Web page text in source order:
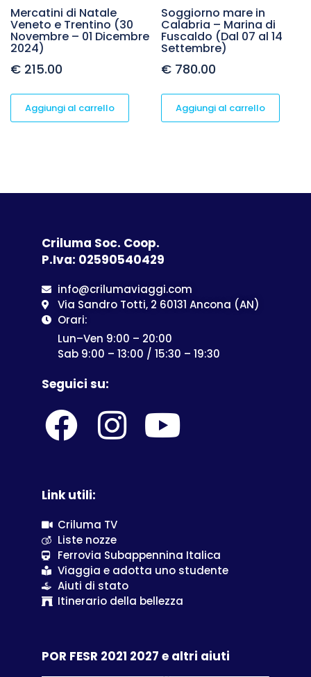
Mercatini di Natale
Veneto e Trentino (30
Novembre – 01 Dicembre
2024)
€ 215.00
Aggiungi al carrello
Soggiorno mare in
Calabria – Marina di
Fuscaldo (Dal 07 al 14
Settembre)
€ 780.00
Aggiungi al carrello
Criluma Soc. Coop.
P.Iva: 02590540429
info@crilumaviaggi.com
Via Sandro Totti, 2 60131 Ancona (AN)
Orari:
Lun–Ven 9:00 – 20:00
Sab 9:00 – 13:00 / 15:30 – 19:30
Seguici su:
Link utili:
Criluma TV
Liste nozze
Ferrovia Subappennina Italica
Viaggia e adotta uno studente
Aiuti di stato
Itinerario della bellezza
POR FESR 2021 2027 e altri aiuti